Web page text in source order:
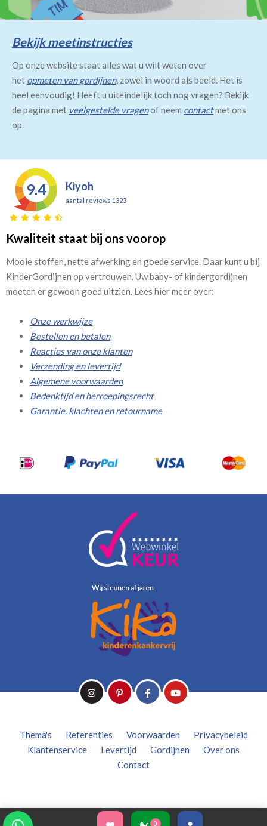
0
Bekijk meetinstructies
Op onze website staat alles wat u wilt weten over
het opmeten van gordijnen, zowel in woord als beeld. Het is
heel eenvoudig! Heeft u uiteindelijk toch nog vragen? Bekijk
de pagina met veelgestelde vragenof neem contactmet ons
op.
9.4 Kiyoh
aantal reviews 1323
Kwaliteit staat bij ons voorop
Mooie stoffen, nette afwerking en goede service. Daar kunt u bij
KinderGordijnen op vertrouwen. Uw baby- of kindergordijnen
moeten er gewoon goed uitzien. Lees hier meer over:
Onze werkwijze
Bestellen en betalen
Reacties van onze klanten
Verzending en levertijd
Algemene voorwaarden
Bedenktijd en herroepingsrecht
Garantie, klachten en retourname
Thema's Referenties Voorwaarden
Privacybeleid
Klantenservice
Levertijd Gordijnen
Over ons
Contact